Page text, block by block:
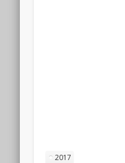
2017